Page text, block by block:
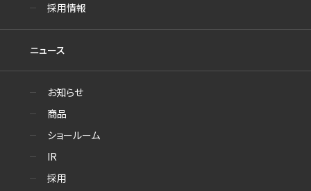
採用情報
ニュース
お知らせ
商品
ショールーム
IR
採用